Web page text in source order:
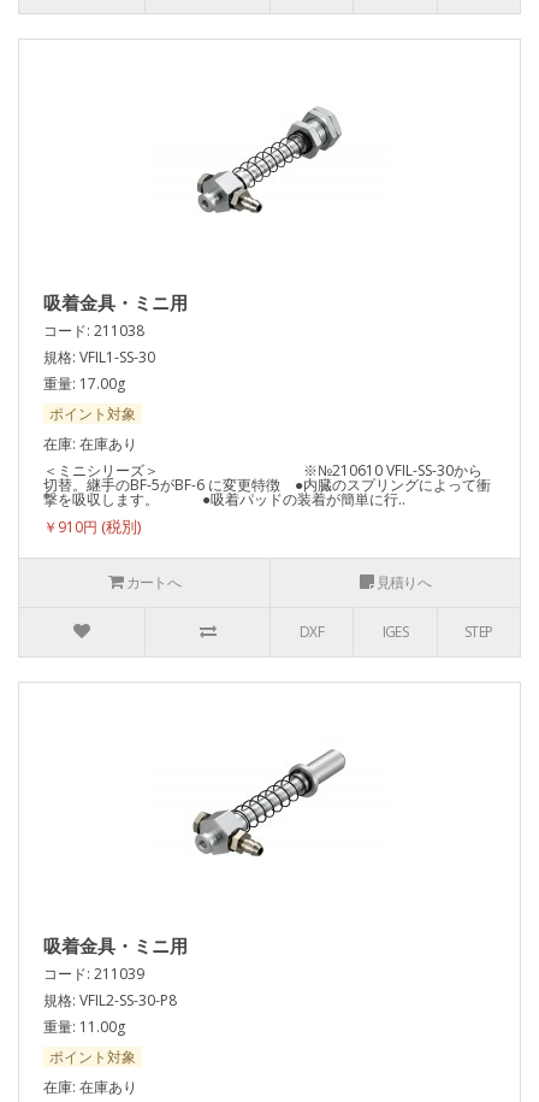
吸着金具・ミニ用
コード: 211038
規格: VFIL1-SS-30
重量: 17.00g
ポイント対象
在庫: 在庫あり
＜ミニシリーズ＞ ※№210610 VFIL-SS-30から
切替。継手のBF-5がBF-6 に変更特徴 ●内臓のスプリングによって衝
撃を吸収します。 ●吸着パッドの装着が簡単に行..
￥910円
カートへ 見積りへ
DXF IGES STEP
吸着金具・ミニ用
コード: 211039
規格: VFIL2-SS-30-P8
重量: 11.00g
ポイント対象
在庫: 在庫あり